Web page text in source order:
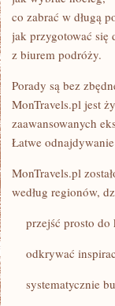
co zabrać w długą
jak przygotować się
z biurem podróży.
Porady są bez
MonTravels.pl jest
zaawansowanych
Łatwe
MonTravels.pl
według regionów,
przejść prosto do
odkrywać
systematycznie